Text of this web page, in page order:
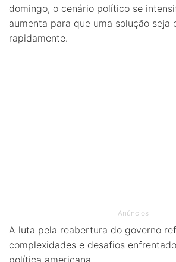
domingo, o cenário político se
aumenta para que uma solução seja
rapidamente.
Anúncios
A luta pela reabertura do governo
complexidades e desafios
política americana.